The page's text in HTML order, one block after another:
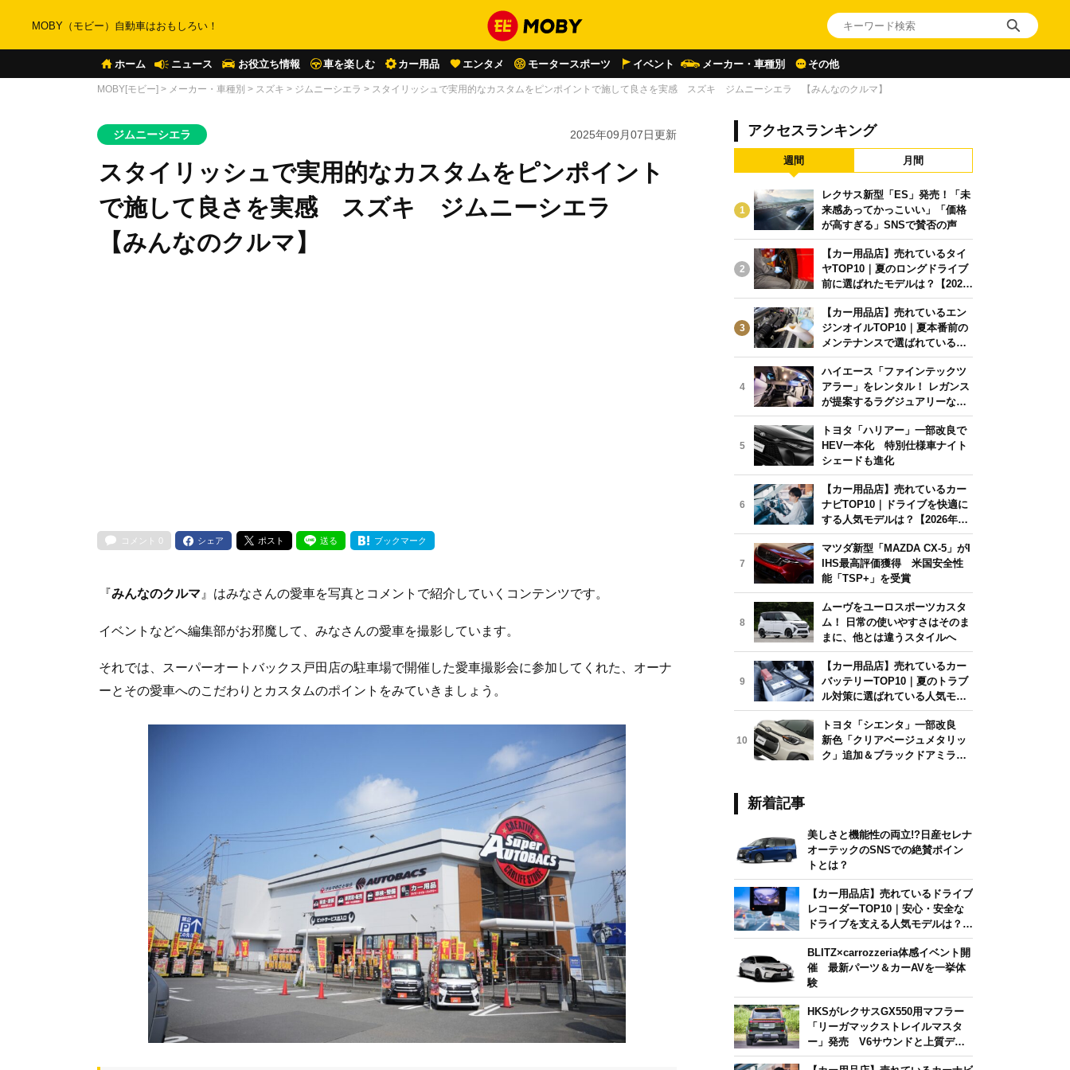
MOBY（モビー）自動車はおもしろい！
ホーム ニュース お役立ち情報 車を楽しむ カー用品 エンタメ モータースポーツ イベント メーカー・車種別 その他
MOBY[モビー] > メーカー・車種別 > スズキ > ジムニーシエラ > スタイリッシュで実用的なカスタムをピンポイントで施して良さを実感 スズキ ジムニーシエラ 【みんなのクルマ】
ジムニーシエラ 2025年09月07日更新
スタイリッシュで実用的なカスタムをピンポイント
で施して良さを実感 スズキ ジムニーシエラ
【みんなのクルマ】
コメント 0 シェア ポスト 送る ブックマーク
『みんなのクルマ 』はみなさんの愛車を写真とコメントで紹介していくコンテンツです。
イベントなどへ編集部がお邪魔して、みなさんの愛車を撮影しています。
それでは、スーパーオートバックス戸田店の駐車場で開催した愛車撮影会に参加してくれた、オーナ
ーとその愛車へのこだわりとカスタムのポイントをみていきましょう。
アクセスランキング
週間 月間
1
レクサス新型「ES」発売！「未
来感あってかっこいい」「価格
が高すぎる」SNSで賛否の声
2
【カー用品店】売れているタイ
ヤTOP10｜夏のロングドライブ
前に選ばれたモデルは？【2026
年6月版】
3
【カー用品店】売れているエン
ジンオイルTOP10｜夏本番前の
メンテナンスで選ばれている人
気モデルは？【2026年6月版】
4
ハイエース「ファインテックツ
アラー」をレンタル！ レガンス
が提案するラグジュアリーな移
動体験
5
トヨタ「ハリアー」一部改良で
HEV一本化 特別仕様車ナイト
シェードも進化
6
【カー用品店】売れているカー
ナビTOP10｜ドライブを快適に
する人気モデルは？【2026年6
月版】
7
マツダ新型「MAZDA CX-5」がI
IHS最高評価獲得 米国安全性
能「TSP+」を受賞
8
ムーヴをユーロスポーツカスタ
ム！ 日常の使いやすさはそのま
まに、他とは違うスタイルへ
9
【カー用品店】売れているカー
バッテリーTOP10｜夏のトラブ
ル対策に選ばれている人気モデ
ルは？【2026年6月版】
10
トヨタ「シエンタ」一部改良
新色「クリアベージュメタリッ
ク」追加＆ブラックドアミラー
新着記事
美しさと機能性の両立!?日産セレナ
オーテックのSNSでの絶賛ポイン
トとは？
【カー用品店】売れているドライブ
レコーダーTOP10｜安心・安全な
ドライブを支える人気モデルは？
【2026年6月版】
BLITZ×carrozzeria体感イベント開
催 最新パーツ＆カーAVを一挙体
験
HKSがレクサスGX550用マフラー
「リーガマックストレイルマスタ
ー」発売 V6サウンドと上質デザ
インを両立